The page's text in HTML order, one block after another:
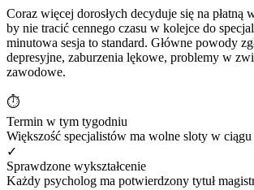
związanego z długotrwałym poszukiwaniem pracy, •
zmianą zawodową. Moje największe sukcesy zawodowe: • terapia
krótkoterminowa, której efektem było dokonanie
diagnoza wytrysku wstecznego, • diagnoza pochwicy.
Coraz więcej dorosłych decyduje się na płatną
by nie tracić cennego czasu w kolejce do
minutowa sesja to standard. Główne powody
depresyjne, zaburzenia lękowe, problemy w
zawodowe.
⏱
Termin w tym tygodniu
Większość specjalistów ma wolne sloty w
✓
Sprawdzone wykształcenie
Każdy psycholog ma potwierdzony tytuł